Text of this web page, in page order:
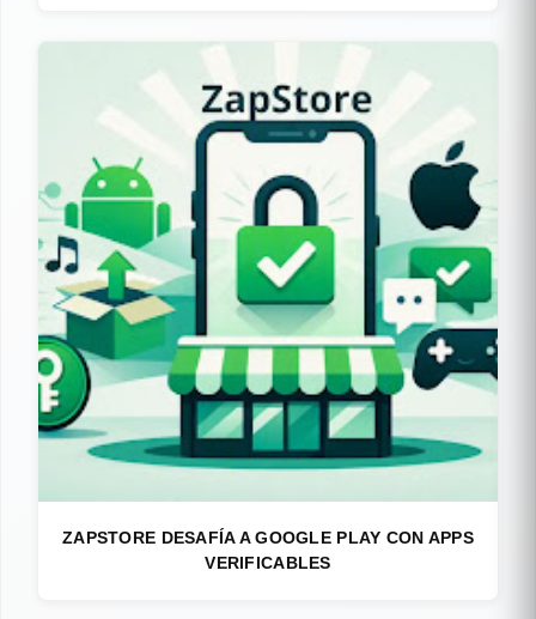
ZAPSTORE DESAFÍA A GOOGLE PLAY CON APPS
VERIFICABLES